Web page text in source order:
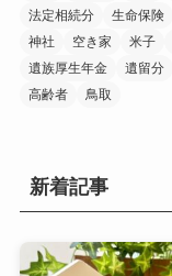
法定相続分
生命保険
神社
空き家 米子
遺族厚生年金
遺留分
高齢者
鳥取
新着記事